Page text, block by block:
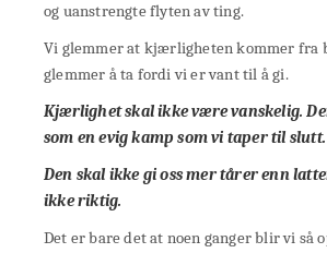
og uanstrengte flyten av ting.
Vi glemmer at kjærligheten kommer fra
glemmer å ta fordi vi er vant til å gi.
Kjærlighet skal ikke være vanskelig.
som en evig kamp som vi taper til slutt.
Den skal ikke gi oss mer tårer enn
ikke riktig.
Det er bare det at noen ganger blir vi så